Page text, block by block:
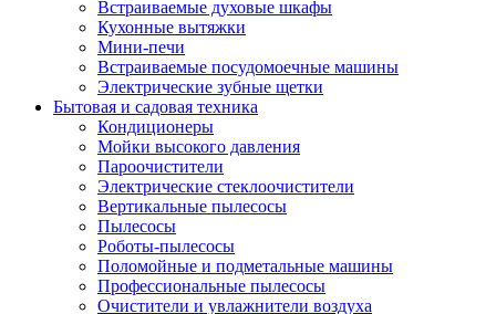
Встраиваемые духовые шкафы
Кухонные вытяжки
Мини-печи
Встраиваемые посудомоечные машины
Электрические зубные щетки
Бытовая и садовая техника
Кондиционеры
Мойки высокого давления
Пароочистители
Электрические стеклоочистители
Вертикальные пылесосы
Пылесосы
Роботы-пылесосы
Поломойные и подметальные машины
Профессиональные пылесосы
Очистители и увлажнители воздуха